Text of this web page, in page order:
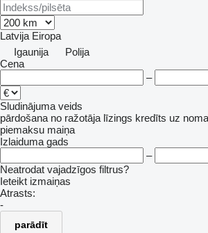
Latvija Eiropa
Igaunija
Polija
Cena
–
Sludinājuma veids
pārdošana no ražotāja līzings kredīts uz
piemaksu maiņa
Izlaiduma gads
–
Neatrodat vajadzīgos filtrus?
Ieteikt izmaiņas
Atrasts:
-
parādīt